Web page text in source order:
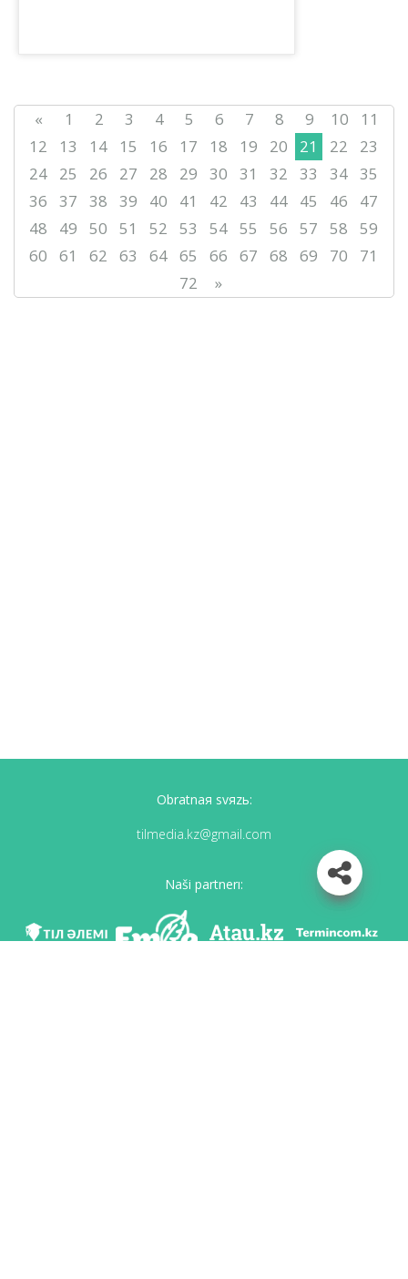
« 1 2 3 4 5 6 7 8 9 10
11
12
13 14 15 16 17 18 19 20 21 22
23
24
25 26 27 28 29 30 31 32 33 34 35
36
37 38 39 40 41 42 43 44 45 46
47
48
49 50 51 52 53 54 55 56 57 58
59
60
61 62 63 64 65 66 67 68 69 70
71
72
»
Obratnaя svяzь:
tilmedia.kz@gmail.com
Naši partnerı: